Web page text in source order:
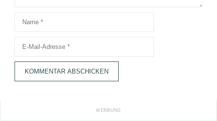
Name